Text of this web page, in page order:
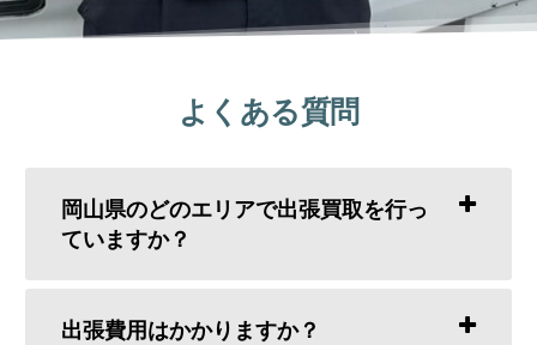
よくある質問
岡山県のどのエリアで出張買取を行っ
ていますか？
出張費用はかかりますか？